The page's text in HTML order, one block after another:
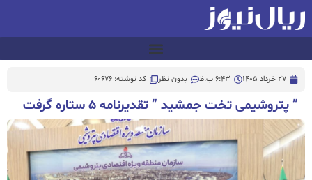
27 خرداد 1405 6:43 ب.ظ بدون نظر کد نوشته: 60676
” پتروشیمی تخت جمشید ” تقدیرنامه ۵ ستاره گرفت